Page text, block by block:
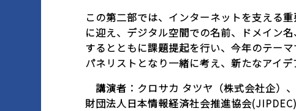
この第二部では、インターネットを支える
に迎え、デジタル空間での名前、ドメイン
するとともに課題提起を行い、今年のテー
パネリストとなり一緒に考え、新たなアイ
講演者：クロサカ タツヤ（株式会社企）
財団法人日本情報経済社会推進協会